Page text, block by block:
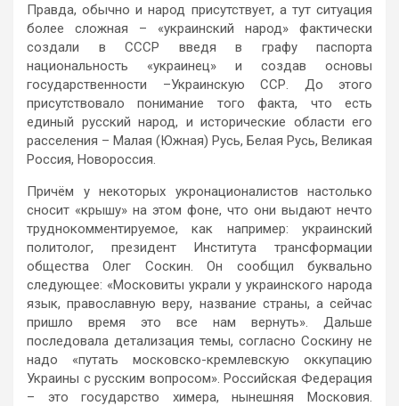
Правда, обычно и народ присутствует, а тут ситуация
более сложная – «украинский народ» фактически
создали в СССР введя в графу паспорта
национальность «украинец» и создав основы
государственности –Украинскую ССР. До этого
присутствовало понимание того факта, что есть
единый русский народ, и исторические области его
расселения – Малая (Южная) Русь, Белая Русь, Великая
Россия, Новороссия.
Причём у некоторых укронационалистов настолько
сносит «крышу» на этом фоне, что они выдают нечто
труднокомментируемое, как например: украинский
политолог, президент Института трансформации
общества Олег Соскин. Он сообщил буквально
следующее: «Московиты украли у украинского народа
язык, православную веру, название страны, а сейчас
пришло время это все нам вернуть». Дальше
последовала детализация темы, согласно Соскину не
надо «путать московско-кремлевскую оккупацию
Украины с русским вопросом». Российская Федерация
– это государство химера, нынешняя Московия.